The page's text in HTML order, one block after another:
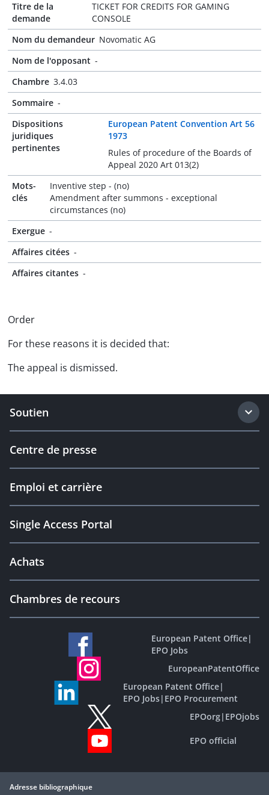
Titre de la
demande
TICKET FOR CREDITS FOR GAMING
CONSOLE
Nom du demandeur Novomatic AG
Nom de l'opposant -
Chambre 3.4.03
Sommaire -
Dispositions
juridiques
pertinentes
European Patent Convention Art 56
1973
Rules of procedure of the Boards of
Appeal 2020 Art 013(2)
Mots-
clés
Inventive step - (no)
Amendment after summons - exceptional
circumstances (no)
Exergue -
Affaires citées -
Affaires citantes -
Order
For these reasons it is decided that:
The appeal is dismissed.
Soutien
Centre de presse
Emploi et carrière
Single Access Portal
Achats
Chambres de recours
European Patent Office|
EPO Jobs
EuropeanPatentOffice
European Patent Office|
EPO Jobs| EPO Procurement
EPOorg| EPOjobs
EPO official
Adresse bibliographique